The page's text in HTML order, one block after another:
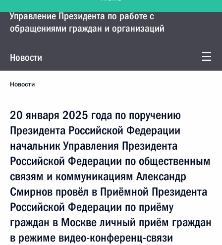
Управление Президента по работе с
обращениями граждан и организаций
Новости
Новости
20 января 2025 года по поручению
Президента Российской Федерации
начальник Управления Президента
Российской Федерации по общественным
связям и коммуникациям Александр
Смирнов провёл в Приёмной Президента
Российской Федерации по приёму
граждан в Москве личный приём граждан
в режиме видео-конференц-связи